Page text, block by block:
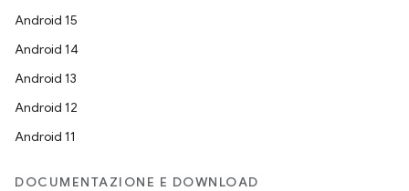
Android 15
Android 14
Android 13
Android 12
Android 11
DOCUMENTAZIONE E DOWNLOAD